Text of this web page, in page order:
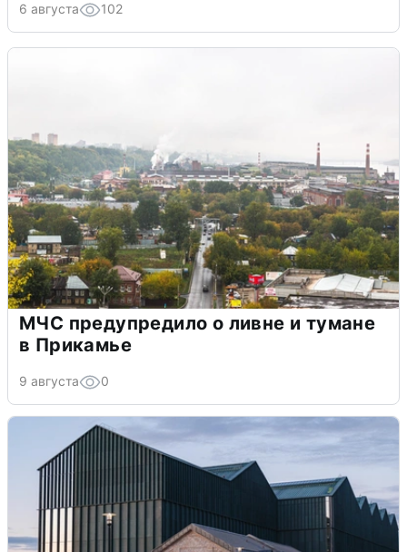
6 августа 102
МЧС предупредило о ливне и тумане
в Прикамье
9 августа 0